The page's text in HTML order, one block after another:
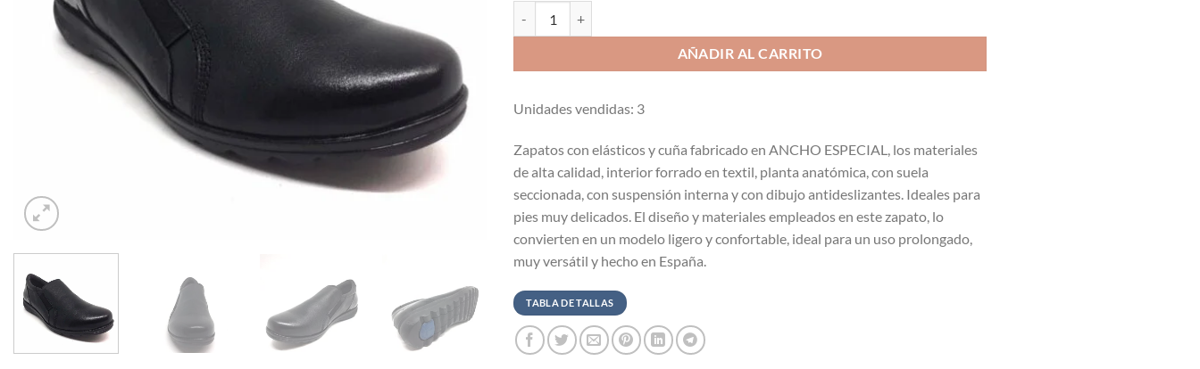
AÑADIR AL CARRITO
Unidades vendidas: 3
Zapatos con elásticos y cuña fabricado en ANCHO ESPECIAL, los materiales
de alta calidad, interior forrado en textil, planta anatómica, con suela
seccionada, con suspensión interna y con dibujo antideslizantes. Ideales para
pies muy delicados. El diseño y materiales empleados en este zapato, lo
convierten en un modelo ligero y confortable, ideal para un uso prolongado,
muy versátil y hecho en España.
TABLA DE TALLAS